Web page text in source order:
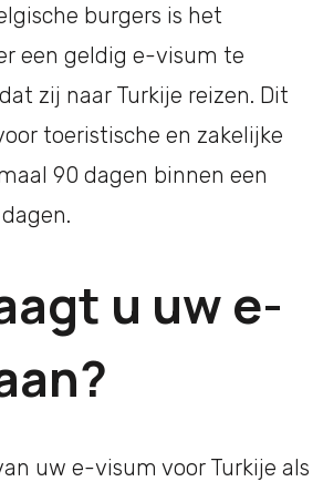
burgers is het
een geldig e-visum te
zij naar Turkije reizen. Dit
toeristische en zakelijke
90 dagen binnen een
u uw e-
uw e-visum voor Turkije als